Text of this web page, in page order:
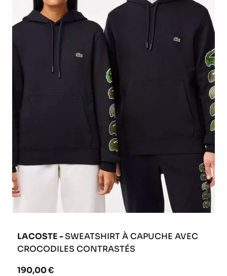
LACOSTE -SWEATSHIRT À CAPUCHE AVEC
CROCODILES CONTRASTÉS
190,00 €